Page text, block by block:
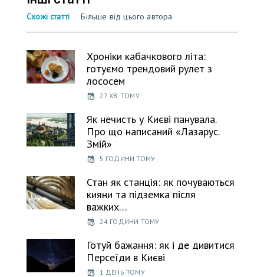
Схожі статті Більше від цього автора
Хроніки кабачкового літа:
готуємо трендовий рулет з
лососем
27 ХВ. ТОМУ
Як нечисть у Києві панувала.
Про що написаний «Лазарус.
Змій»
5 ГОДИНИ ТОМУ
Стан як станція: як почуваються
кияни та підземка після
важких…
24 ГОДИНИ ТОМУ
Готуй бажання: як і де дивитися
Персеїди в Києві
1 ДЕНЬ ТОМУ